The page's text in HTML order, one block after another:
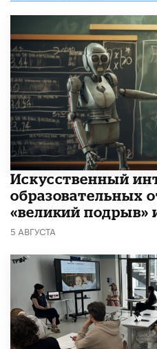
​Искусственный
образовательных
«великий подрыв»
5 АВГУСТА